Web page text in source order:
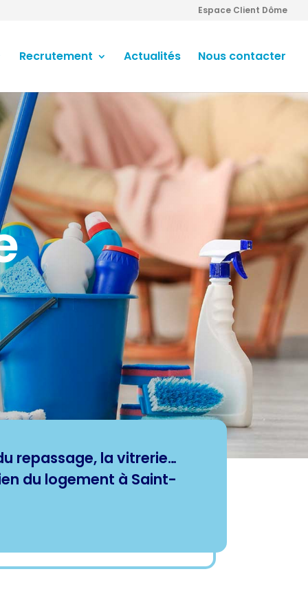
Espace Client Dôme
Recrutement Actualités Nous contacter
repassage, la vitrerie…
du logement à Saint-